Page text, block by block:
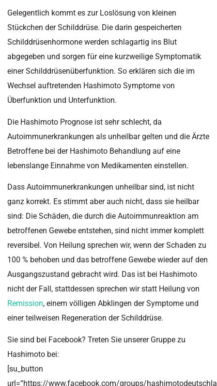
Gelegentlich kommt es zur Loslösung von kleinen
Stückchen der Schilddrüse. Die darin gespeicherten
Schilddrüsenhormone werden schlagartig ins Blut
abgegeben und sorgen für eine kurzweilige Symptomatik
einer Schilddrüsenüberfunktion. So erklären sich die im
Wechsel auftretenden Hashimoto Symptome von
Überfunktion und Unterfunktion.
Die Hashimoto Prognose ist sehr schlecht, da
Autoimmunerkrankungen als unheilbar gelten und die Ärzte
Betroffene bei der Hashimoto Behandlung auf eine
lebenslange Einnahme von Medikamenten einstellen.
Dass Autoimmunerkrankungen unheilbar sind, ist nicht
ganz korrekt. Es stimmt aber auch nicht, dass sie heilbar
sind: Die Schäden, die durch die Autoimmunreaktion am
betroffenen Gewebe entstehen, sind nicht immer komplett
reversibel. Von Heilung sprechen wir, wenn der Schaden zu
100 % behoben und das betroffene Gewebe wieder auf den
Ausgangszustand gebracht wird. Das ist bei Hashimoto
nicht der Fall, stattdessen sprechen wir statt Heilung von
Remission, einem völligen Abklingen der Symptome und
einer teilweisen Regeneration der Schilddrüse.
Sie sind bei Facebook? Treten Sie unserer Gruppe zu
Hashimoto bei:
[su_button
url=“https://www.facebook.com/groups/